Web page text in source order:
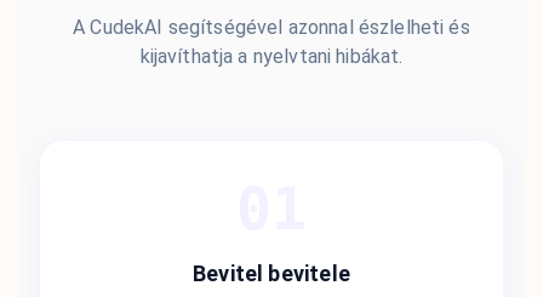
A CudekAI segítségével azonnal észlelheti és
kijavíthatja a nyelvtani hibákat.
Bevitel bevitele